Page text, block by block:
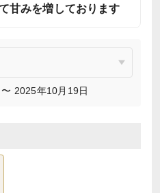
甘みを増しております
2025年10月19日